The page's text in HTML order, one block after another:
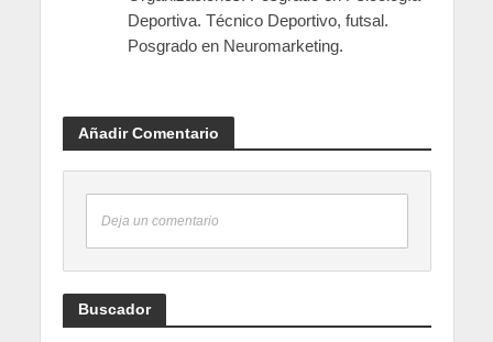
Deportiva. Técnico Deportivo, futsal.
Posgrado en Neuromarketing.
Añadir Comentario
Deja un comentario
Buscador